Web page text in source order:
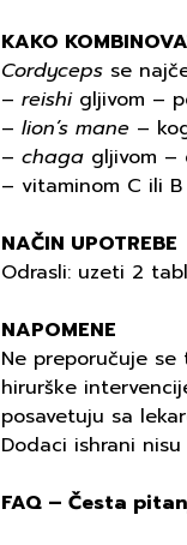
KAKO
Cordyceps se
– reishigljivom –
– lion’s mane –
– chaga gljivom
– vitaminom C ili
NAČIN UPOTREBE
Odrasli: uzeti 2
NAPOMENE
Ne preporučuje
hirurške
posavetuju sa
Dodaci ishrani
FAQ – Česta